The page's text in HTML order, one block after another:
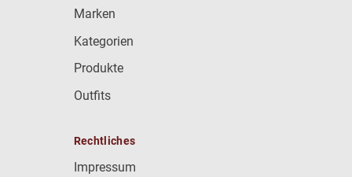
Marken
Kategorien
Produkte
Outfits
Rechtliches
Impressum